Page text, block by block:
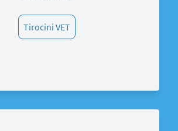
Tirocini VET